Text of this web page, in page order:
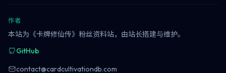
作者
本站为《卡牌修仙传》粉丝资料站，由站长搭建与维护。
GitHub
contact@cardcultivationdb.com